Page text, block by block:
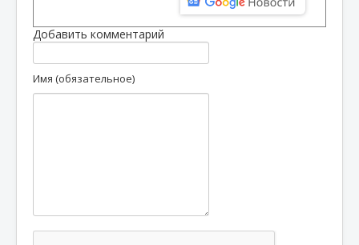
Добавить комментарий
Имя (обязательное)